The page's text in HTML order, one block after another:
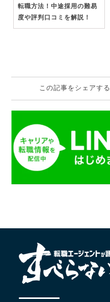
転職方法！中途採用の難易
度や評判口コミを解説！
この記事をシェアする